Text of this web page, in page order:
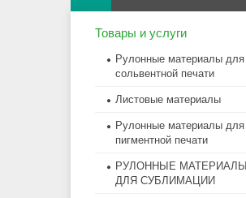
Товары и услуги
Рулонные материалы для
сольвентной печати
Листовые материалы
Рулонные материалы для
пигментной печати
РУЛОННЫЕ МАТЕРИАЛЫ
ДЛЯ СУБЛИМАЦИИ